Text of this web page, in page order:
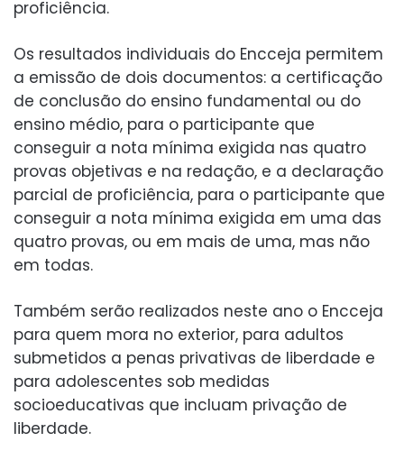
proficiência.
Os resultados individuais do Encceja permitem
a emissão de dois documentos: a certificação
de conclusão do ensino fundamental ou do
ensino médio, para o participante que
conseguir a nota mínima exigida nas quatro
provas objetivas e na redação, e a declaração
parcial de proficiência, para o participante que
conseguir a nota mínima exigida em uma das
quatro provas, ou em mais de uma, mas não
em todas.
Também serão realizados neste ano o Encceja
para quem mora no exterior, para adultos
submetidos a penas privativas de liberdade e
para adolescentes sob medidas
socioeducativas que incluam privação de
liberdade.